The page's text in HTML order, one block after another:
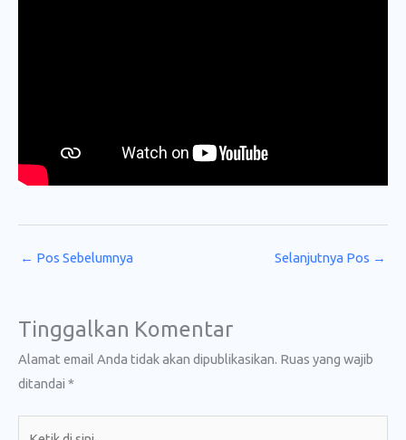
← Pos Sebelumnya Selanjutnya Pos →
Tinggalkan Komentar
Alamat email Anda tidak akan dipublikasikan. Ruas yang wajib
ditandai *